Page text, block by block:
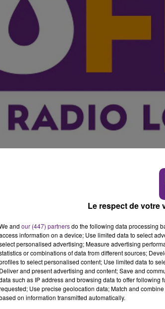
Apr�s une croissance de 40 000 %
syst�me de payant sans contact
am�liorer ses offres technologiques
dans les �v�nements, mais
ou bracelet.
qui avait annonc� il y a quelques
Le respect de votre
and our (447) partnersdo the following data processing
information on a device; Use limited data to select
personalised advertising; Measure advertising
or combinations of data from different sources;
to select personalised content; Use limited data to
Deliver and present advertising and content; Save and
such as IP address and browsing data to offer
Use precise geolocation data; Match and
on information transmitted automatically.